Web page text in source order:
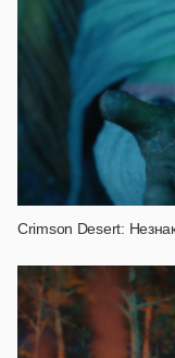
Crimson Desert: